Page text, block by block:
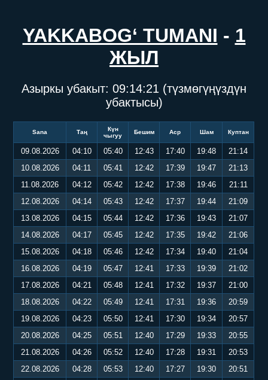
YAKKABOG‘ TUMANI - 1
ЖЫЛ
Азыркы убакыт: 09:14:22 (түзмөгүңүздүн
убактысы)
Sana Таң
Күн
чыгуу
Бешим Аср Шам Куптан
09.08.2026 04:10 05:40 12:43 17:40 19:48
21:14
10.08.2026
04:11 05:41 12:42 17:39 19:47
21:13
11.08.2026
04:12 05:42 12:42 17:38 19:46
21:11
12.08.2026
04:14 05:43 12:42 17:37 19:44
21:09
13.08.2026
04:15 05:44 12:42 17:36 19:43
21:07
14.08.2026
04:17 05:45 12:42 17:35 19:42
21:06
15.08.2026
04:18 05:46 12:42 17:34 19:40
21:04
16.08.2026
04:19 05:47 12:41 17:33 19:39
21:02
17.08.2026
04:21 05:48 12:41 17:32 19:37
21:00
18.08.2026
04:22 05:49 12:41 17:31 19:36
20:59
19.08.2026
04:23 05:50 12:41 17:30 19:34
20:57
20.08.2026
04:25 05:51 12:40 17:29 19:33
20:55
21.08.2026
04:26 05:52 12:40 17:28 19:31
20:53
22.08.2026
04:28 05:53 12:40 17:27 19:30
20:51